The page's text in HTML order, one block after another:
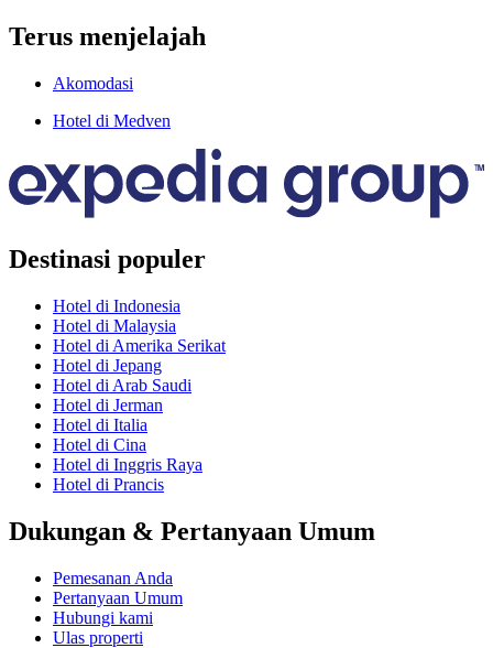
Terus menjelajah
Akomodasi
Hotel di Medven
Destinasi populer
Hotel di Indonesia
Hotel di Malaysia
Hotel di Amerika Serikat
Hotel di Jepang
Hotel di Arab Saudi
Hotel di Jerman
Hotel di Italia
Hotel di Cina
Hotel di Inggris Raya
Hotel di Prancis
Dukungan & Pertanyaan Umum
Pemesanan Anda
Pertanyaan Umum
Hubungi kami
Ulas properti